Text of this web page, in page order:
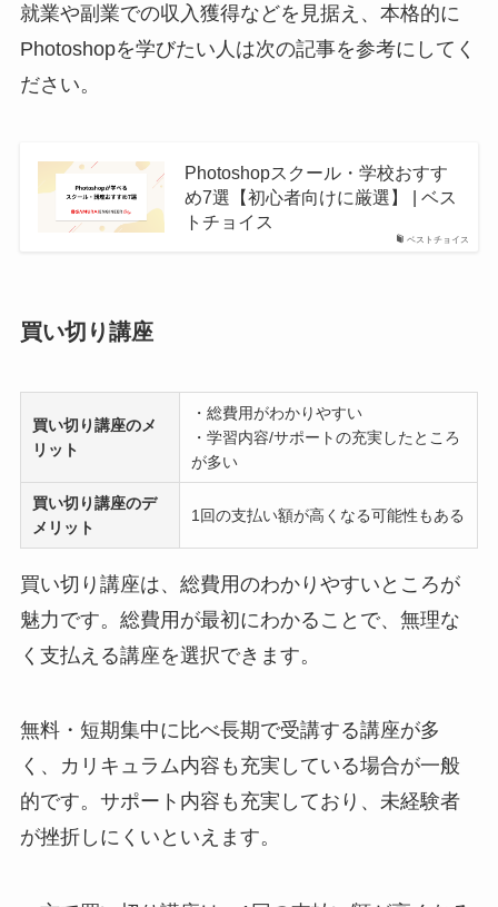
就業や副業での収入獲得などを見据え、本格的に
Photoshopを学びたい人は次の記事を参考にしてく
ださい。
ベストチョイス
Photoshopスクール・学校おすす
め7選【初心者向けに厳選】 | ベス
トチョイス
買い切り講座
買い切り講座のメ
リット
・総費用がわかりやすい
・学習内容/サポートの充実したところ
が多い
買い切り講座のデ
メリット
1回の支払い額が高くなる可能性もある
買い切り講座は、総費用のわかりやすいところが
魅力です。総費用が最初にわかることで、無理な
く支払える講座を選択できます。
無料・短期集中に比べ長期で受講する講座が多
く、カリキュラム内容も充実している場合が一般
的です。サポート内容も充実しており、未経験者
が挫折しにくいといえます。